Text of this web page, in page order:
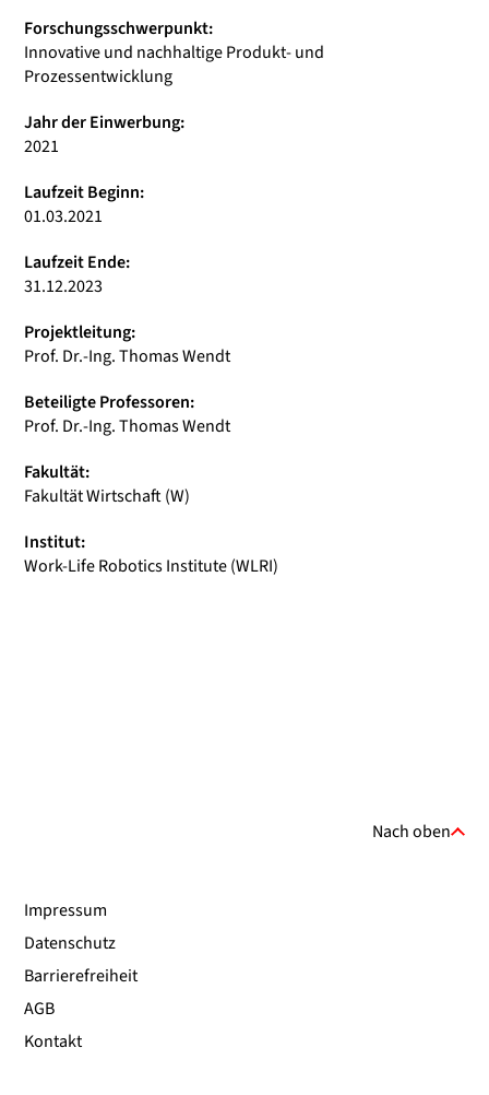
Forschungsschwerpunkt:
Innovative und nachhaltige Produkt- und
Prozessentwicklung
Jahr der Einwerbung:
2021
Laufzeit Beginn:
01.03.2021
Laufzeit Ende:
31.12.2023
Projektleitung:
Prof. Dr.-Ing. Thomas Wendt
Beteiligte Professoren:
Prof. Dr.-Ing. Thomas Wendt
Fakultät:
Fakultät Wirtschaft (W)
Institut:
Work-Life Robotics Institute (WLRI)
Nach oben
Impressum
Datenschutz
Barrierefreiheit
AGB
Kontakt